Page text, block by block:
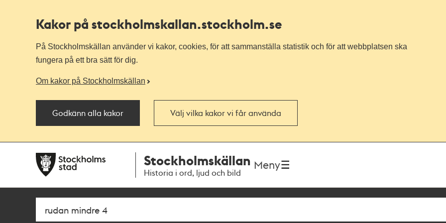
Kakor på stockholmskallan.stockholm.se
På Stockholmskällan använder vi kakor, cookies, för att sammanställa statistik och för att webbplatsen ska
fungera på ett bra sätt för dig.
Om kakor på Stockholmskällan
Godkänn alla kakor Välj vilka kakor vi får använda
navigationen
huvudinnehållet
Stockholmskällan
Historia i ord, ljud och bild
Meny
Sök